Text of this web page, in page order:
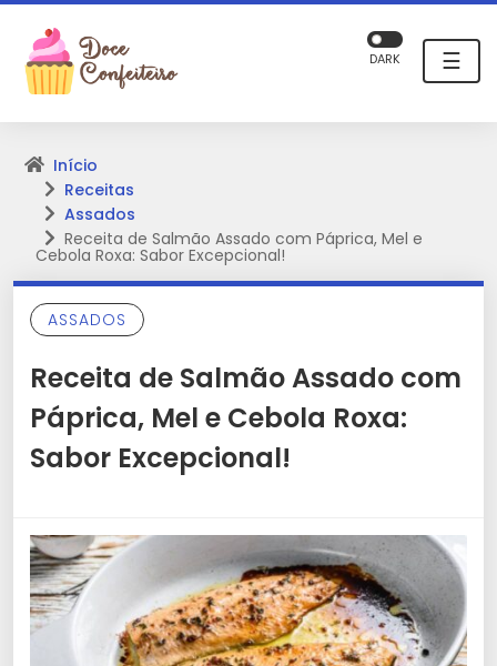
☰
DARK
Início
Receitas
Assados
Receita de Salmão Assado com Páprica, Mel e
Cebola Roxa: Sabor Excepcional!
ASSADOS
Receita de Salmão Assado com
Páprica, Mel e Cebola Roxa:
Sabor Excepcional!